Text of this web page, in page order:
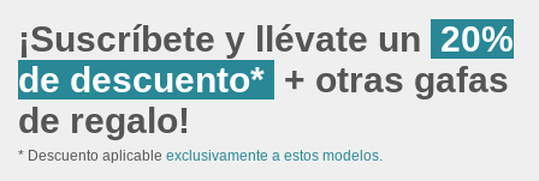
¡Suscríbete y llévate un 20%
de descuento* + otras gafas
de regalo!
* Descuento aplicable exclusivamente a estos modelos.